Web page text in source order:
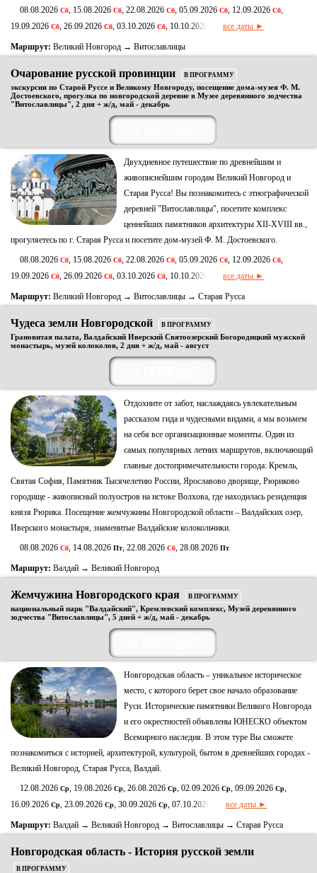
08.08.2026 Сб, 15.08.2026 Сб, 22.08.2026 Сб, 05.09.2026 Сб, 12.09.2026 Сб,
19.09.2026 Сб, 26.09.2026 Сб, 03.10.2026 Сб, 10.10.2026 все даты ►
Маршрут: Великий Новгород → Витославлицы
Очарование русской провинции В ПРОГРАММУ
экскурсия по Старой Руссе и Великому Новгороду, посещение дома-музея Ф. М.
Достоевского, прогулка по новгородской деревне в Музее деревянного зодчества
"Витославлицы", 2 дня + ж/д, май - декабрь
Двухдневное путешествие по древнейшим и
живописнейшим городам Великий Новгород и
Старая Русса! Вы познакомитесь с этнографической
деревней "Витославлицы", посетите комплекс
ценнейших памятников архитектуры XII-XVIII вв.,
прогуляетесь по г. Старая Русса и посетите дом-музей Ф. М. Достоевского.
08.08.2026 Сб, 15.08.2026 Сб, 22.08.2026 Сб, 05.09.2026 Сб, 12.09.2026 Сб,
19.09.2026 Сб, 26.09.2026 Сб, 03.10.2026 Сб, 10.10.2026 все даты ►
Маршрут: Великий Новгород → Витославлицы → Старая Русса
Чудеса земли Новгородской В ПРОГРАММУ
Грановитая палата, Валдайский Иверский Святоозерский Богородицкий мужской
монастырь, музей колоколов, 2 дня + ж/д, май - август
Отдохните от забот, наслаждаясь увлекательным
рассказом гида и чудесными видами, а мы возьмем
на себя все организационные моменты. Один из
самых популярных летних маршрутов, включающий
главные достопримечательности города: Кремль,
Святая София, Памятник Тысячелетию России, Ярославово дворище, Рюриково
городище - живописный полуостров на истоке Волхова, где находилась резиденция
князя Рюрика. Посещение жемчужины Новгородской области – Валдайских озер,
Иверского монастыря, знаменитые Валдайские колокольчики.
08.08.2026 Сб, 14.08.2026 Пт, 22.08.2026 Сб, 28.08.2026 Пт
Маршрут: Валдай → Великий Новгород
Жемчужина Новгородского края В ПРОГРАММУ
национальный парк "Валдайский", Кремлевский комплекс, Музей деревянного
зодчества "Витославлицы", 5 дней + ж/д, май - декабрь
Новгородская область – уникальное историческое
место, с которого берет свое начало образование
Руси. Исторические памятники Великого Новгорода
и его окрестностей объявлены ЮНЕСКО объектом
Всемирного наследия. В этом туре Вы сможете
познакомиться с историей, архитектурой, культурой, бытом в древнейших городах -
Великий Новгород, Старая Русса, Валдай.
12.08.2026 Ср, 19.08.2026 Ср, 26.08.2026 Ср, 02.09.2026 Ср, 09.09.2026 Ср,
16.09.2026 Ср, 23.09.2026 Ср, 30.09.2026 Ср, 07.10.2026 все даты ►
Маршрут: Валдай → Великий Новгород → Витославлицы → Старая Русса
Новгородская область - История русской земли
В ПРОГРАММУ